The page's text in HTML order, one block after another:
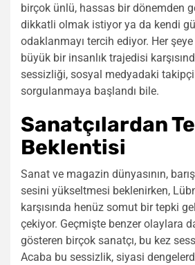
birçok ünlü, hassas bir dönemden
dikkatli olmak istiyor ya da kendi
odaklanmayı tercih ediyor. Her
büyük bir insanlık trajedisi
sessizliği, sosyal medyadaki
sorgulanmaya başlandı bile.
Sanatçılardan
Beklentisi
Sanat ve magazin dünyasının,
sesini yükseltmesi beklenirken,
karşısında henüz somut bir tepki
çekiyor. Geçmişte benzer olaylara
gösteren birçok sanatçı, bu kez
Acaba bu sessizlik, siyasi